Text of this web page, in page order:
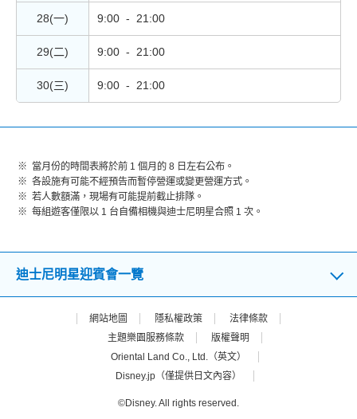
28(一) 9:00 - 21:00
29(二) 9:00 - 21:00
30(三) 9:00 - 21:00
當月份的時間表將於前 1 個月的 8 日左右公布。
各設施有可能不經預告而暫停營運或變更營運方式。
若人數額滿，現場有可能提前截止排隊。
每組遊客僅限以 1 台自備相機與迪士尼明星合照 1 次。
迪士尼明星迎賓會一覽
網站地圖 隱私權政策
法律條款
主題樂園服務條款
版權聲明
Oriental Land Co., Ltd.（英文）
Disney.jp（僅提供日文內容）
©Disney. All rights reserved.